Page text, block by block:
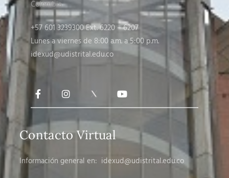
Colombia
+57 601 3239300 Ext. 6220 – 6207
Lunes a viernes de 8:00 a.m. a 5:00 p.m.
idexud@udistrital.edu.co
Contacto Virtual
Información general en: idexud@udistrital.edu.co